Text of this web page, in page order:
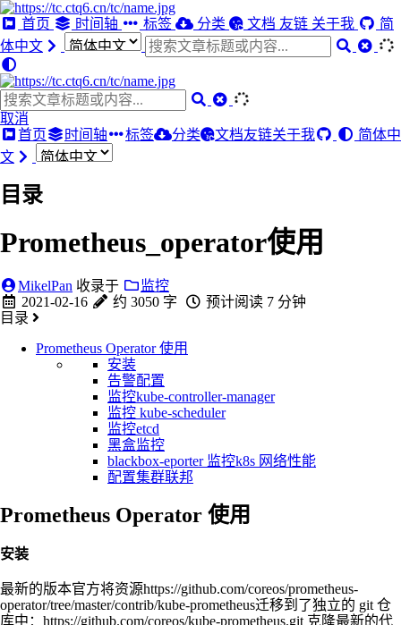
首页 时间轴 标签 分类 文档 友链 关于我
简
体中文
取消
首页
时间轴 标签 分类 文档友链关于我
简体中
文
目录
Prometheus_operator使用
MikelPan 收录于
监控
2021-02-16
约 3050 字
预计阅读 7 分钟
目录
Prometheus Operator 使用
安装
告警配置
监控kube-controller-manager
监控 kube-scheduler
监控etcd
黑盒监控
blackbox-eporter 监控k8s 网络性能
配置集群联邦
Prometheus Operator 使用
安装
最新的版本官方将资源https://github.com/coreos/prometheus-
operator/tree/master/contrib/kube-prometheus迁移到了独立的 git 仓
库中：https://github.com/coreos/kube-prometheus.git 克隆最新的代